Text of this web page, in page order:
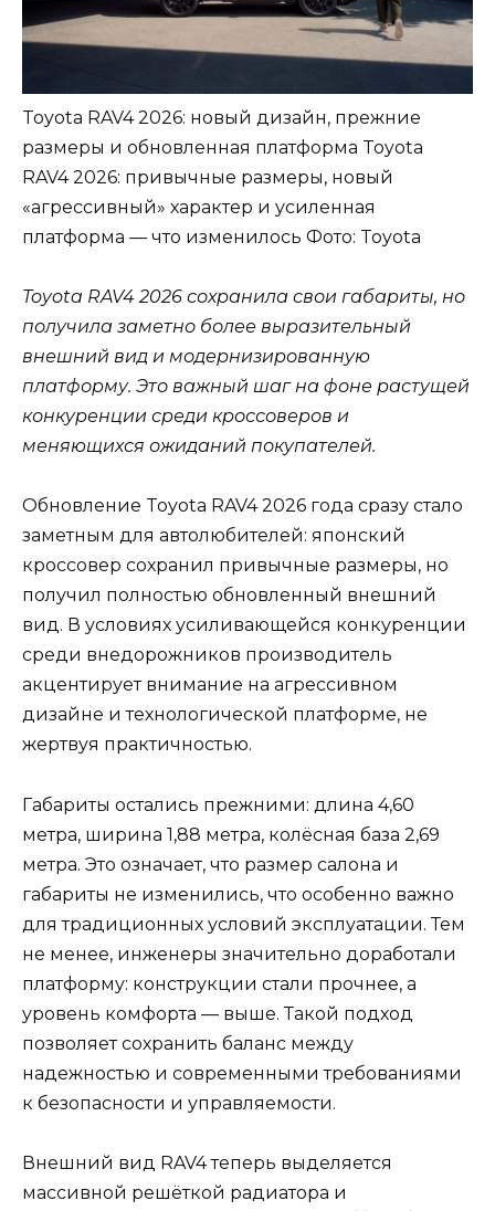
Toyota RAV4 2026: новый дизайн, прежние
размеры и обновленная платформа Toyota
RAV4 2026: привычные размеры, новый
«агрессивный» характер и усиленная
платформа — что изменилось Фото: Toyota
Toyota RAV4 2026 сохранила свои габариты, но
получила заметно более выразительный
внешний вид и модернизированную
платформу. Это важный шаг на фоне растущей
конкуренции среди кроссоверов и
меняющихся ожиданий покупателей.
Обновление Toyota RAV4 2026 года сразу стало
заметным для автолюбителей: японский
кроссовер сохранил привычные размеры, но
получил полностью обновленный внешний
вид. В условиях усиливающейся конкуренции
среди внедорожников производитель
акцентирует внимание на агрессивном
дизайне и технологической платформе, не
жертвуя практичностью.
Габариты остались прежними: длина 4,60
метра, ширина 1,88 метра, колёсная база 2,69
метра. Это означает, что размер салона и
габариты не изменились, что особенно важно
для традиционных условий эксплуатации. Тем
не менее, инженеры значительно доработали
платформу: конструкции стали прочнее, а
уровень комфорта — выше. Такой подход
позволяет сохранить баланс между
надежностью и современными требованиями
к безопасности и управляемости.
Внешний вид RAV4 теперь выделяется
массивной решёткой радиатора и